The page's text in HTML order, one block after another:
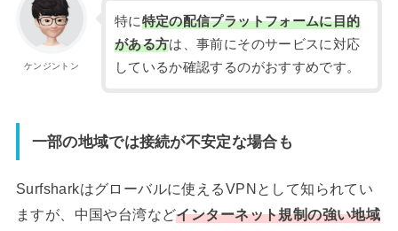
ケンジントン
特に特定の配信プラットフォームに目的
がある方は、事前にそのサービスに対応
しているか確認するのがおすすめです。
一部の地域では接続が不安定な場合も
Surfsharkはグローバルに使えるVPNとして知られてい
ますが、中国や台湾などインターネット規制の強い地域